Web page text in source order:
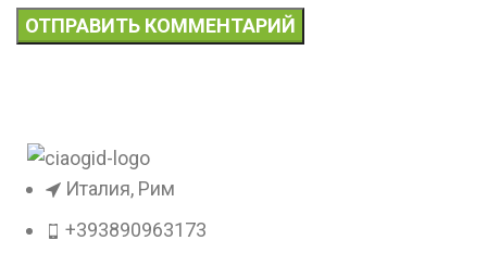
Италия, Рим
+393890963173